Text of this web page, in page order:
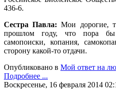
436-6.
Сестра Павла: Мои дорогие,
прошлом году, что пора бы
самопоиски, копания,
сторону какой-то отдачи.
Опубликовано в Мой ответ на
Подробнее ...
Воскресенье, 16 февраля 2014